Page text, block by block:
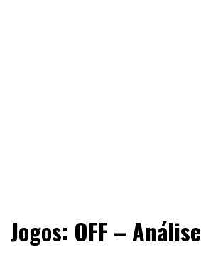
Central Comics
Jogos: OFF – Análise